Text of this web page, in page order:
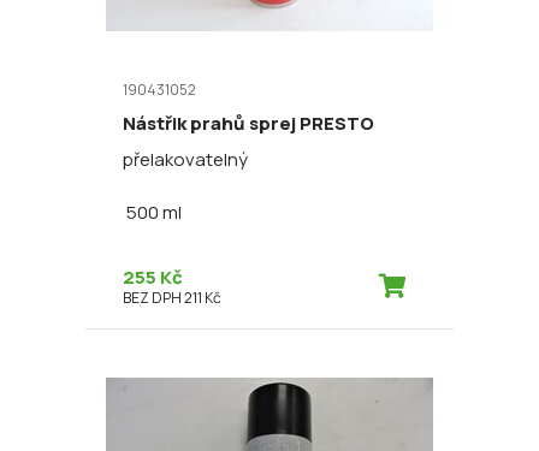
190431052
Nástřik prahů sprej PRESTO
přelakovatelný
500 ml
255 Kč
BEZ DPH 211 Kč